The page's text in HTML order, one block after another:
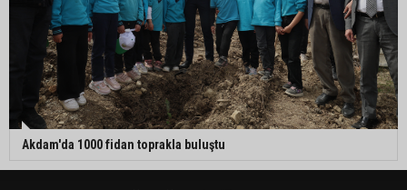
Akdam'da 1000 fidan toprakla buluştu